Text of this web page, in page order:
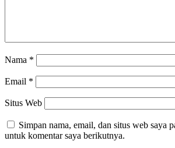
Nama *
Email *
Situs Web
Simpan nama, email, dan situs web saya
untuk komentar saya berikutnya.